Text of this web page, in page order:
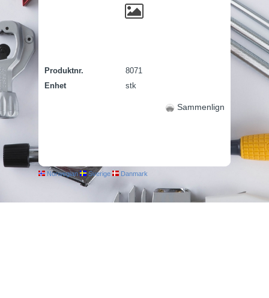
Produktnr.
8071
Enhet
stk
Sammenlign
Norwegian Sverige Danmark